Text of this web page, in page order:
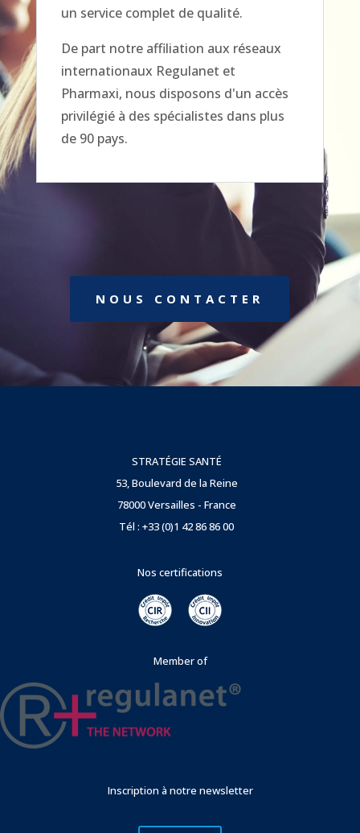
un service complet de qualité.
De part notre affiliation aux réseaux
internationaux Regulanet et
Pharmaxi, nous disposons d'un accès
privilégié à des spécialistes dans plus
de 90 pays.
NOUS CONTACTER
STRATÉGIE SANTÉ
53, Boulevard de la Reine
78000 Versailles - France
Tél : +33 (0)1 42 86 86 00
Nos certifications
Member of
Inscription à notre newsletter